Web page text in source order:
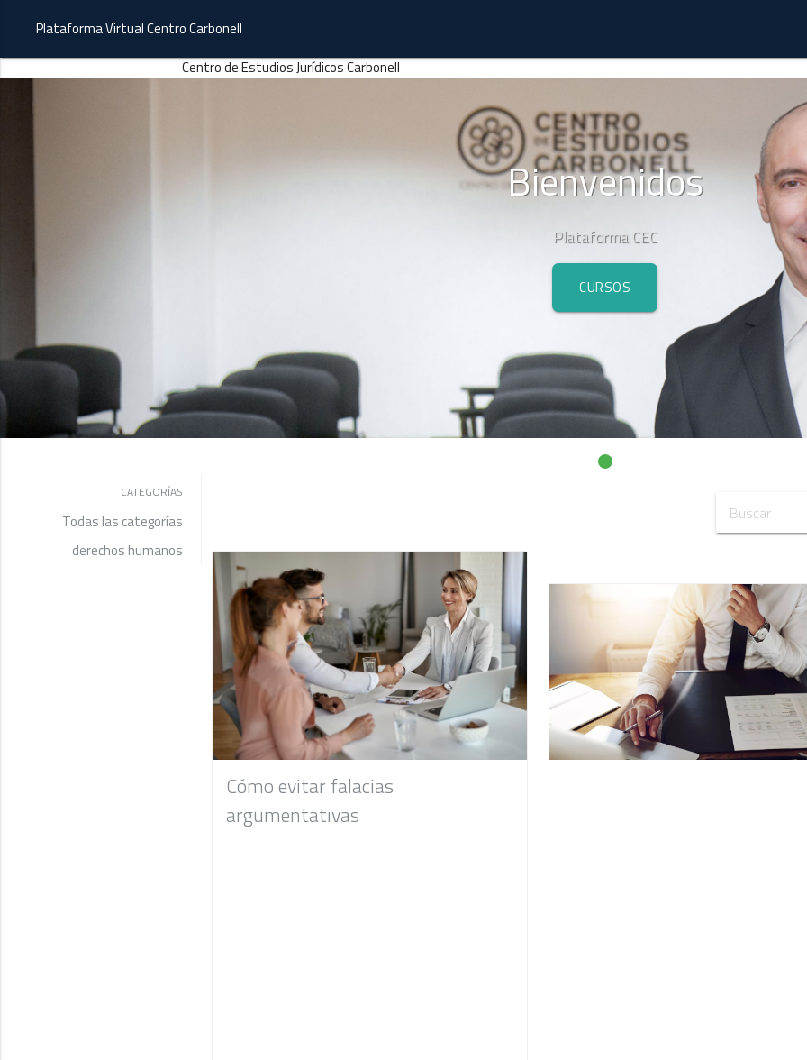
Plataforma Virtual Centro Carbonell
Centro de Estudios Jurídicos Carbonell
Bienvenidos
Plataforma CEC
CURSOS
CATEGORÍAS
Todas las categorías
derechos humanos
Cómo evitar falacias
argumentativas